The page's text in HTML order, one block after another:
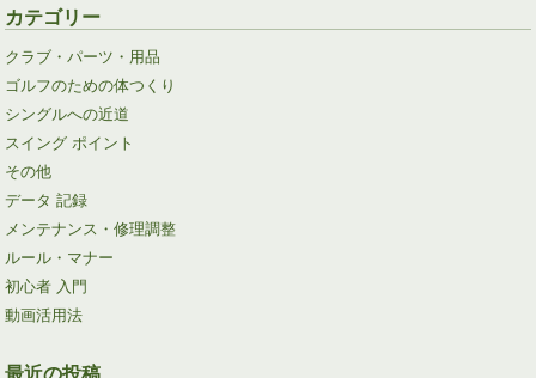
カテゴリー
クラブ・パーツ・用品
ゴルフのための体つくり
シングルへの近道
スイング ポイント
その他
データ 記録
メンテナンス・修理調整
ルール・マナー
初心者 入門
動画活用法
最近の投稿